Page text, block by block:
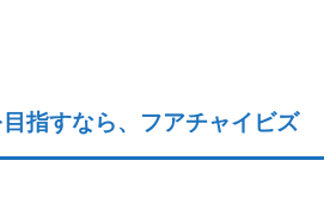
指すなら、フアチャイビズ